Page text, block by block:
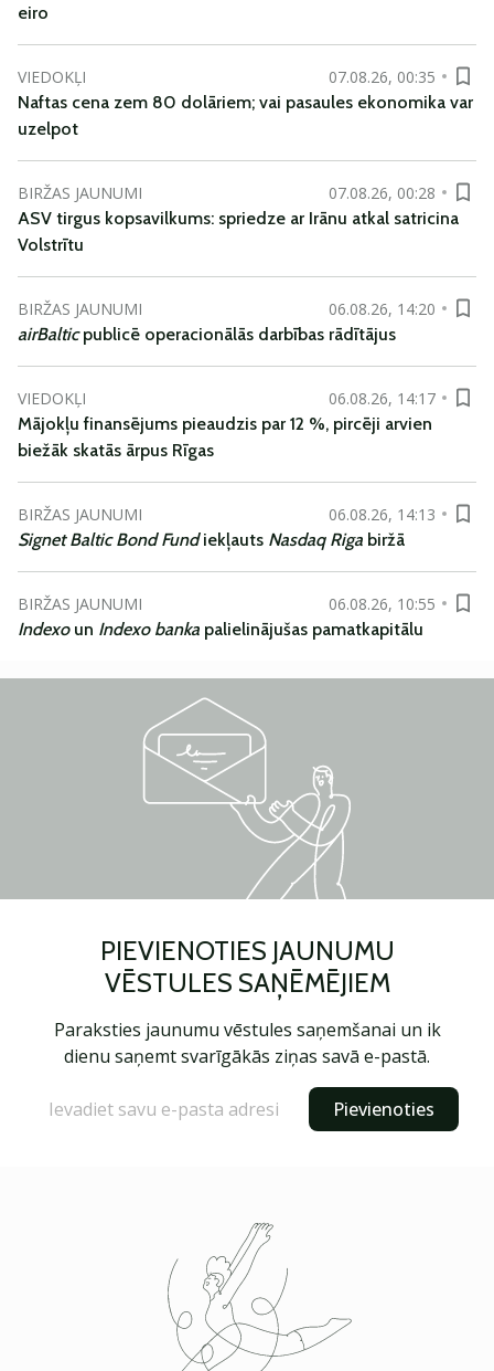
eiro
VIEDOKĻI
07.08.26, 00:35
Naftas cena zem 80 dolāriem; vai pasaules ekonomika var
uzelpot
BIRŽAS JAUNUMI
07.08.26, 00:28
ASV tirgus kopsavilkums: spriedze ar Irānu atkal satricina
Volstrītu
BIRŽAS JAUNUMI
06.08.26, 14:20
airBalticpublicē operacionālās darbības rādītājus
VIEDOKĻI
06.08.26, 14:17
Mājokļu finansējums pieaudzis par 12 %, pircēji arvien
biežāk skatās ārpus Rīgas
BIRŽAS JAUNUMI
06.08.26, 14:13
Signet Baltic Bond Fundiekļauts Nasdaq Riga biržā
BIRŽAS JAUNUMI
06.08.26, 10:55
Indexoun Indexo banka palielinājušas pamatkapitālu
PIEVIENOTIES JAUNUMU
VĒSTULES SAŅĒMĒJIEM
Paraksties jaunumu vēstules saņemšanai un ik
dienu saņemt svarīgākās ziņas savā e-pastā.
Pievienoties